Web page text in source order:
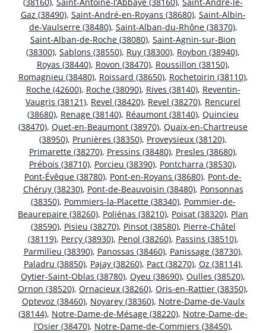
Gaz (38490), Saint-André-en-Royans (38680), Saint-Albin-
de-Vaulserre (38480), Saint-Alban-du-Rhône (38370),
Saint-Alban-de-Roche (38080), Saint-Agnin-sur-Bion
(38300), Sablons (38550), Ruy (38300), Roybon (38940),
Royas (38440), Rovon (38470), Roussillon (38150),
Romagnieu (38480), Roissard (38650), Rochetoirin (38110),
Roche (42600), Roche (38090), Rives (38140), Reventin-
Vaugris (38121), Revel (38420), Revel (38270), Rencurel
(38680), Renage (38140), Réaumont (38140), Quincieu
(38470), Quet-en-Beaumont (38970), Quaix-en-Chartreuse
(38950), Prunières (38350), Proveysieux (38120),
Primarette (38270), Pressins (38480), Presles (38680),
Prébois (38710), Porcieu (38390), Pontcharra (38530),
Pont-Évêque (38780), Pont-en-Royans (38680), Pont-de-
Chéruy (38230), Pont-de-Beauvoisin (38480), Ponsonnas
(38350), Pommiers-la-Placette (38340), Pommier-de-
Beaurepaire (38260), Poliénas (38210), Poisat (38320), Plan
(38590), Pisieu (38270), Pinsot (38580), Pierre-Châtel
(38119), Percy (38930), Penol (38260), Passins (38510),
Parmilieu (38390), Panossas (38460), Panissage (38730),
Paladru (38850), Pajay (38260), Pact (38270), Oz (38114),
Oytier-Saint-Oblas (38780), Oyeu (38690), Oulles (38520),
Ornon (38520), Ornacieux (38260), Oris-en-Rattier (38350),
Optevoz (38460), Noyarey (38360), Notre-Dame-de-Vaulx
(38144), Notre-Dame-de-Mésage (38220), Notre-Dame-de-
l’Osier (38470), Notre-Dame-de-Commiers (38450),